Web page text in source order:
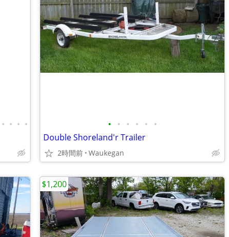
• • • • • • • • • •
Double Shoreland'r Trailer
2時間前 Waukegan
$1,200